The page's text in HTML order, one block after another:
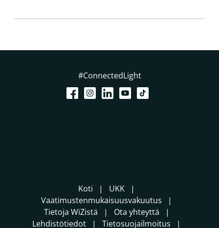
#ConnectedLight
Koti
UKK
Vaatimustenmukaisuusvakuutus
Tietoja WiZistä
Ota yhteyttä
Lehdistötiedot
Tietosuojailmoitus